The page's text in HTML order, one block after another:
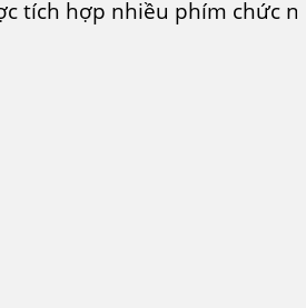
tích hợp nhiều phím chức